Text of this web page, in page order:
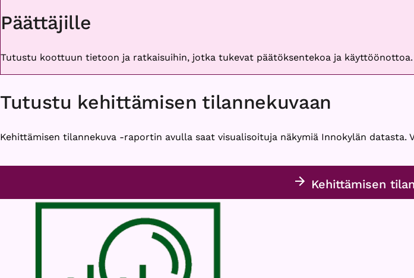
Päättäjille
Tutustu koottuun tietoon ja ratkaisuihin, jotka tukevat päätöksentekoa ja käyttöönottoa.
Tutustu kehittämisen tilannekuvaan
Kehittämisen tilannekuva -raportin avulla saat visualisoituja näkymiä Innokylän
Kehittämisen